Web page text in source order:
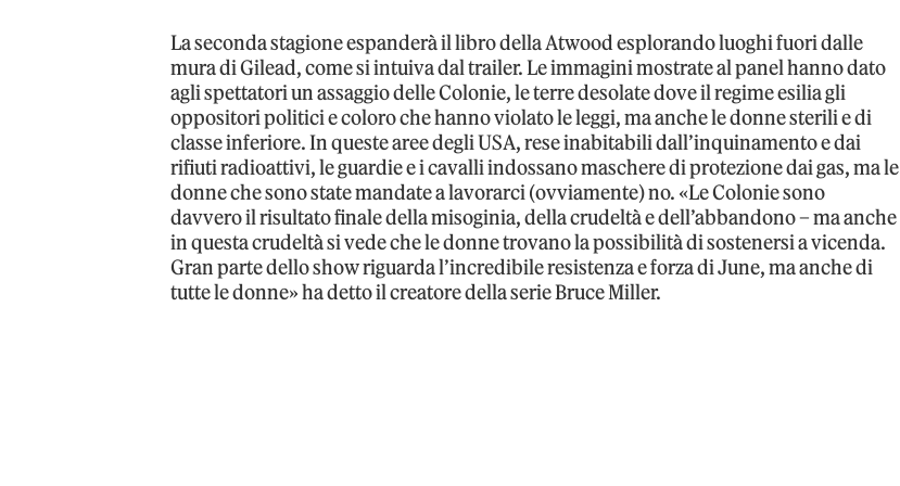
La seconda stagione espanderà il libro della Atwood esplorando luoghi fuori dalle
mura di Gilead, come si intuiva dal trailer. Le immagini mostrate al panel hanno dato
agli spettatori un assaggio delle Colonie, le terre desolate dove il regime esilia gli
oppositori politici e coloro che hanno violato le leggi, ma anche le donne sterili e di
classe inferiore. In queste aree degli USA, rese inabitabili dall’inquinamento e dai
rifiuti radioattivi, le guardie e i cavalli indossano maschere di protezione dai gas, ma le
donne che sono state mandate a lavorarci (ovviamente) no. «Le Colonie sono
davvero il risultato finale della misoginia, della crudeltà e dell’abbandono – ma anche
in questa crudeltà si vede che le donne trovano la possibilità di sostenersi a vicenda.
Gran parte dello show riguarda l’incredibile resistenza e forza di June, ma anche di
tutte le donne» ha detto il creatore della serie Bruce Miller.